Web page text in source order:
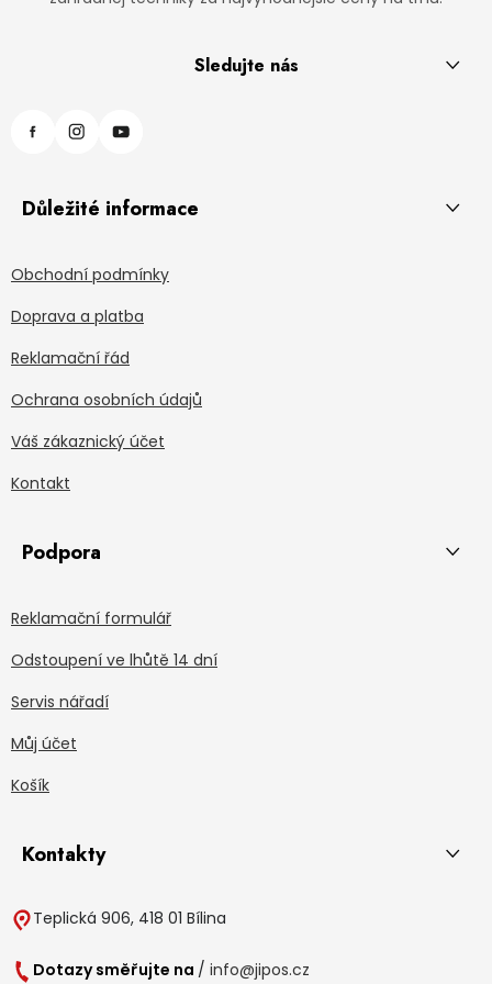
Sledujte nás
Důležité informace
Obchodní podmínky
Doprava a platba
Reklamační řád
Ochrana osobních údajů
Váš zákaznický účet
Kontakt
Podpora
Reklamační formulář
Odstoupení ve lhůtě 14 dní
Servis nářadí
Můj účet
Košík
Kontakty
Teplická 906, 418 01 Bílina
Dotazy směřujte na / info@jipos.cz